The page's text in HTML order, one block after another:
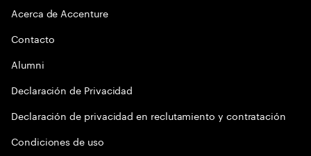
Acerca de Accenture
Contacto
Alumni
Declaración de Privacidad
Declaración de privacidad en reclutamiento y contratación
Condiciones de uso